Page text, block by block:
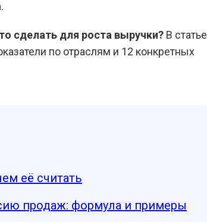
сделать для роста выручки? В статье
по отраслям и 12 конкретных
её считать
продаж: формула и примеры